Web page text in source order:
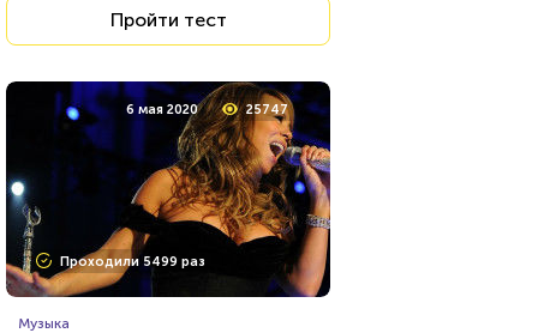
Пройти тест
6 мая 2020 25747
Проходили 5499 раз
Музыка